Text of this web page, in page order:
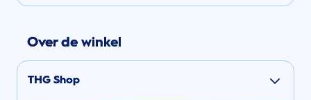
Over de winkel
THG Shop